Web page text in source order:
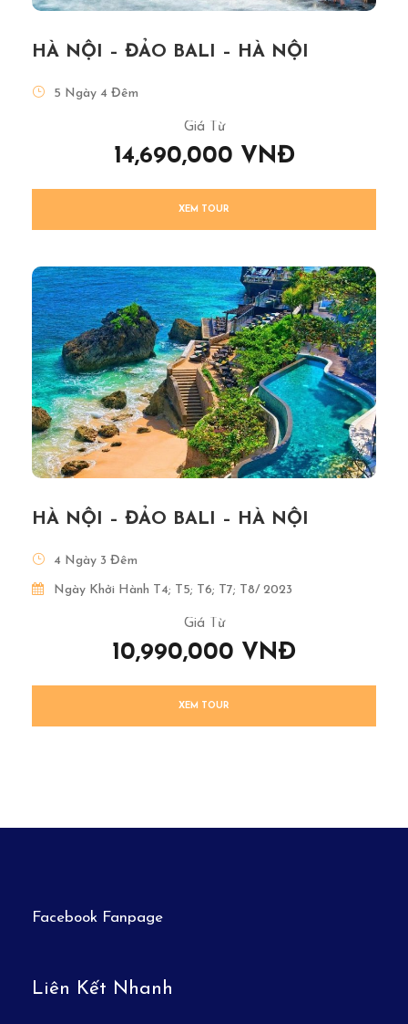
HÀ NỘI – ĐẢO BALI – HÀ NỘI
5 Ngày 4 Đêm
Giá Từ
14,690,000 VNĐ
XEM TOUR
HÀ NỘI – ĐẢO BALI – HÀ NỘI
4 Ngày 3 Đêm
Ngày Khởi Hành T4; T5; T6; T7; T8/ 2023
Giá Từ
10,990,000 VNĐ
XEM TOUR
Facebook Fanpage
Liên Kết Nhanh